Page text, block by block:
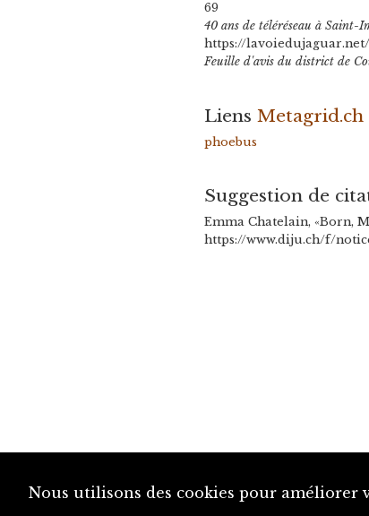
69
40 ans de téléréseau à Saint-
https://
Feuille d'avis du district de
Liens Metagrid.ch
phoebus
Suggestion de
Emma Chatelain, «Born,
https://www.diju.ch/f/
Nous utilisons des cookies pour améliorer